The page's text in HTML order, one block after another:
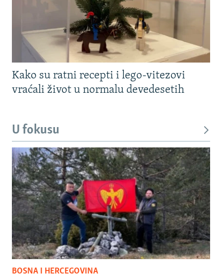
Kako su ratni recepti i lego-vitezovi
vraćali život u normalu devedesetih
U fokusu
BOSNA I HERCEGOVINA